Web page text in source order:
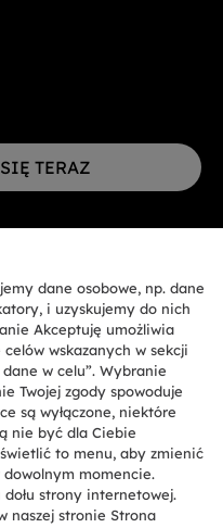
TERAZ
sp. z.o.o. - SIEDZIBA
(MB) - Włochy -
Eden Fumagalli bez
i Via Trento nr 20/A-22 - 20871
- Faks: +39.039.2086.237 -
w całości - Kod identyfikacji
dla rejonu Mediolan-
- Numer wpisu do
REA: MB-1033934 -
zarządzaniu i koordynacji
dane osobowe, np. dane
i uzyskujemy do nich
Akceptuję umożliwia
wskazanych w sekcji
w celu”. Wybranie
Twojej zgody spowoduje
są wyłączone, niektóre
nie być dla Ciebie
to menu, aby zmienić
momencie.
strony internetowej.
naszej stronie Strona